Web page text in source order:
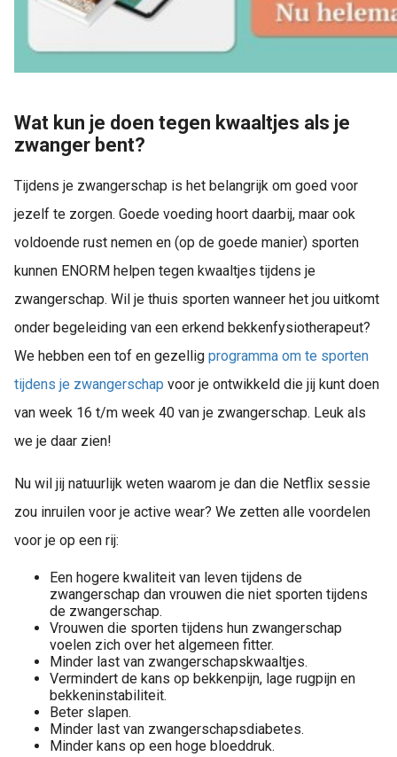
Wat kun je doen tegen kwaaltjes als je
zwanger bent?
Tijdens je zwangerschap is het belangrijk om goed voor
jezelf te zorgen. Goede voeding hoort daarbij, maar ook
voldoende rust nemen en (op de goede manier) sporten
kunnen ENORM helpen tegen kwaaltjes tijdens je
zwangerschap. Wil je thuis sporten wanneer het jou uitkomt
onder begeleiding van een erkend bekkenfysiotherapeut?
We hebben een tof en gezellig programma om te sporten
tijdens je zwangerschap voor je ontwikkeld die jij kunt doen
van week 16 t/m week 40 van je zwangerschap. Leuk als
we je daar zien!
Nu wil jij natuurlijk weten waarom je dan die Netflix sessie
zou inruilen voor je active wear? We zetten alle voordelen
voor je op een rij:
Een hogere kwaliteit van leven tijdens de
zwangerschap dan vrouwen die niet sporten tijdens
de zwangerschap.
Vrouwen die sporten tijdens hun zwangerschap
voelen zich over het algemeen fitter.
Minder last van zwangerschapskwaaltjes.
Vermindert de kans op bekkenpijn, lage rugpijn en
bekkeninstabiliteit.
Beter slapen.
Minder last van zwangerschapsdiabetes.
Minder kans op een hoge bloeddruk.